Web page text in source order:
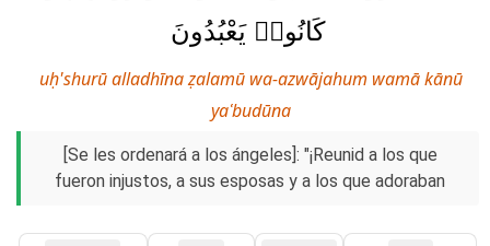
كَانُوا۟ يَعْبُدُونَ
uḥ'shurū alladhīna ẓalamū wa-azwājahum wamā kānū
yaʿbudūna
[Se les ordenará a los ángeles]: "¡Reunid a los que
fueron injustos, a sus esposas y a los que adoraban